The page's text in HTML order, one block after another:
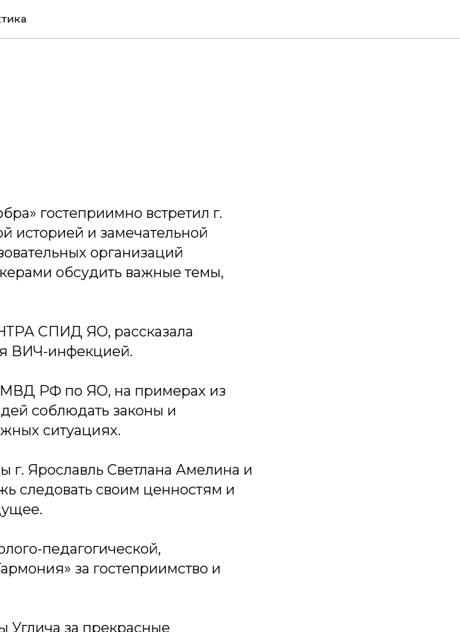
гостеприимно встретил г.
историей и замечательной
организаций
обсудить важные темы,
СПИД ЯО, рассказала
ВИЧ-инфекцией.
РФ по ЯО, на примерах из
соблюдать законы и
ситуациях.
г. Ярославль Светлана Амелина и
следовать своим ценностям и
педагогической,
за гостеприимство и
Углича за прекрасные